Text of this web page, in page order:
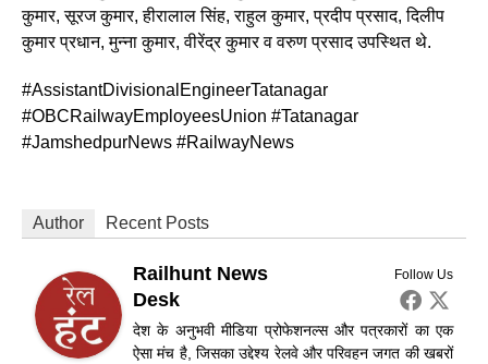
कुमार, सूरज कुमार, हीरालाल सिंह, राहुल कुमार, प्रदीप प्रसाद, दिलीप
कुमार प्रधान, मुन्ना कुमार, वीरेंद्र कुमार व वरुण प्रसाद उपस्थित थे.
#AssistantDivisionalEngineerTatanagar
#OBCRailwayEmployeesUnion #Tatanagar
#JamshedpurNews #RailwayNews
Author Recent Posts
Follow Us
Railhunt News
Desk
देश के अनुभवी मीडिया प्रोफेशनल्स और पत्रकारों का एक
ऐसा मंच है, जिसका उद्देश्य रेलवे और परिवहन जगत की खबरों